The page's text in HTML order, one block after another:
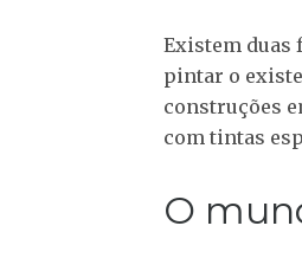
Existem duas
pintar o
construções
com tintas
O